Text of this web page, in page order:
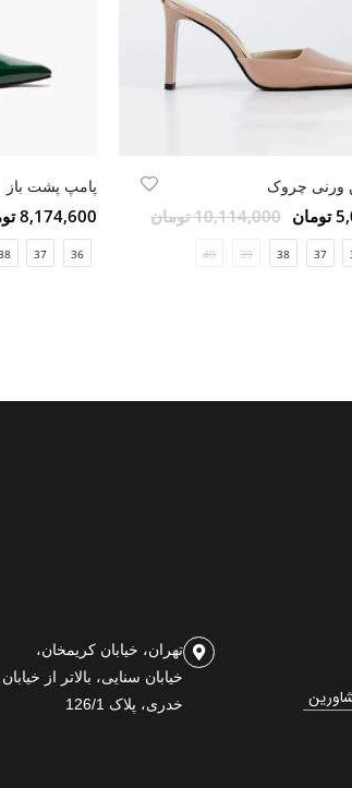
ورنی چروک
10,114,000 تومان
37
38
39
40
پامپ پشت باز
8,174,600 تومان
36
37
تهران، خیابان کریمخان،
خیابان سنایی، بالاتر از خیابان
خدری، پلاک 126/1